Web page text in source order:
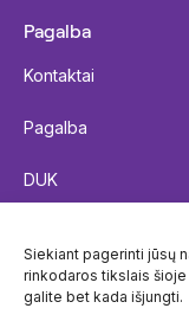
Siekiant pagerinti jūsų
rinkodaros tikslais
galite bet kada išjungti.
Pagalba
Kontaktai
Pagalba
DUK
Siuntos sekimas